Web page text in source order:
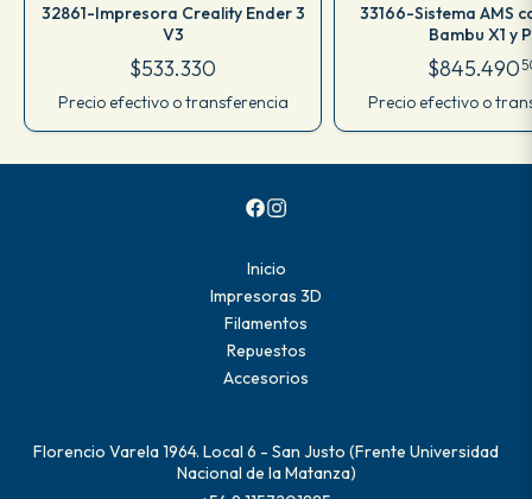
32861-Impresora Creality Ender 3
V3
$533.330
Precio efectivo o transferencia
33166-Sistema AMS
Bambu X1 y
$845.490
Precio efectivo o
Inicio
Impresoras 3D
Filamentos
Repuestos
Accesorios
Florencio Varela 1964. Local 6 - San Justo (Frente Universidad
Nacional de la Matanza)